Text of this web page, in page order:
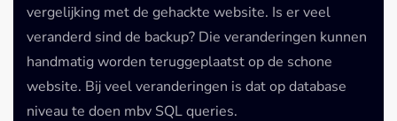
vergelijking met de gehackte website. Is er veel
veranderd sind de backup? Die veranderingen kunnen
handmatig worden teruggeplaatst op de schone
website. Bij veel veranderingen is dat op database
niveau te doen mbv SQL queries.